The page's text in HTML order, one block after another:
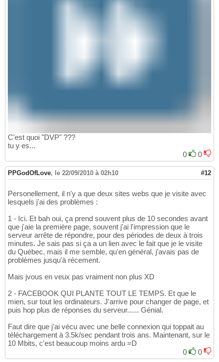
C'est quoi "DVP" ???
tu y es...
0
0
PPGodOfLove, le 22/09/2010 à 02h10 #12
Personellement, il n'y a que deux sites webs que je visite avec
lesquels j'ai des problèmes :
1 - Ici. Et bah oui, ça prend souvent plus de 10 secondes avant
que j'aie la première page, souvent j'ai l'impression que le
serveur arrête de répondre, pour des périodes de deux à trois
minutes. Je sais pas si ça a un lien avec le fait que je le visite
du Québec, mais il me semble, qu'en général, j'avais pas de
problèmes jusqu'à récement.
Mais jvous en veux pas vraiment non plus XD
2 - FACEBOOK QUI PLANTE TOUT LE TEMPS. Et que le
mien, sur tout les ordinateurs. J'arrive pour changer de page, et
puis hop plus de réponses du serveur...... Génial.
Faut dire que j'ai vécu avec une belle connexion qui toppait au
téléchargement à 3.5k/sec pendant trois ans. Maintenant, sur le
10 Mbits, c'est beaucoup moins ardu =D
0
0